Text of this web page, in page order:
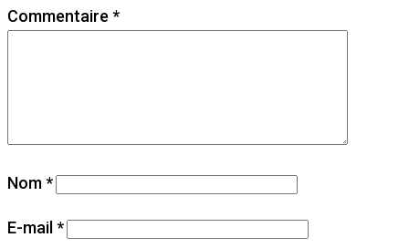
Commentaire *
Nom*
E-mail*